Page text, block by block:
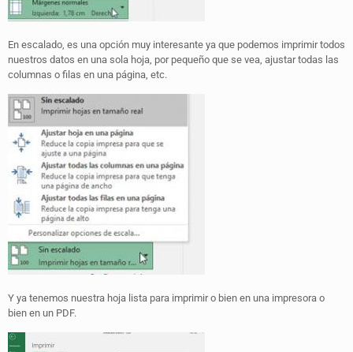
En escalado, es una opción muy interesante ya que podemos imprimir todos
nuestros datos en una sola hoja, por pequeño que se vea, ajustar todas las
columnas o filas en una página, etc.
Y ya tenemos nuestra hoja lista para imprimir o bien en una impresora o
bien en un PDF.